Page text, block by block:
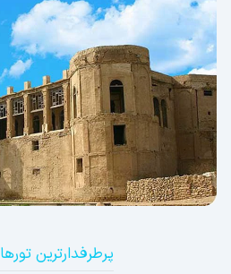
بندر سیراف؛ میراثی از دل
منطقه کوه سیاه؛ زیستگاه
چشمه آب گرم قوچارک؛
چشمه آب گرم میراحمد؛
طبیعت
ساحل بنود عسلویه؛ غارهایی
کوه پدری؛ مکانی رازآلود!
پرطرفدارترین